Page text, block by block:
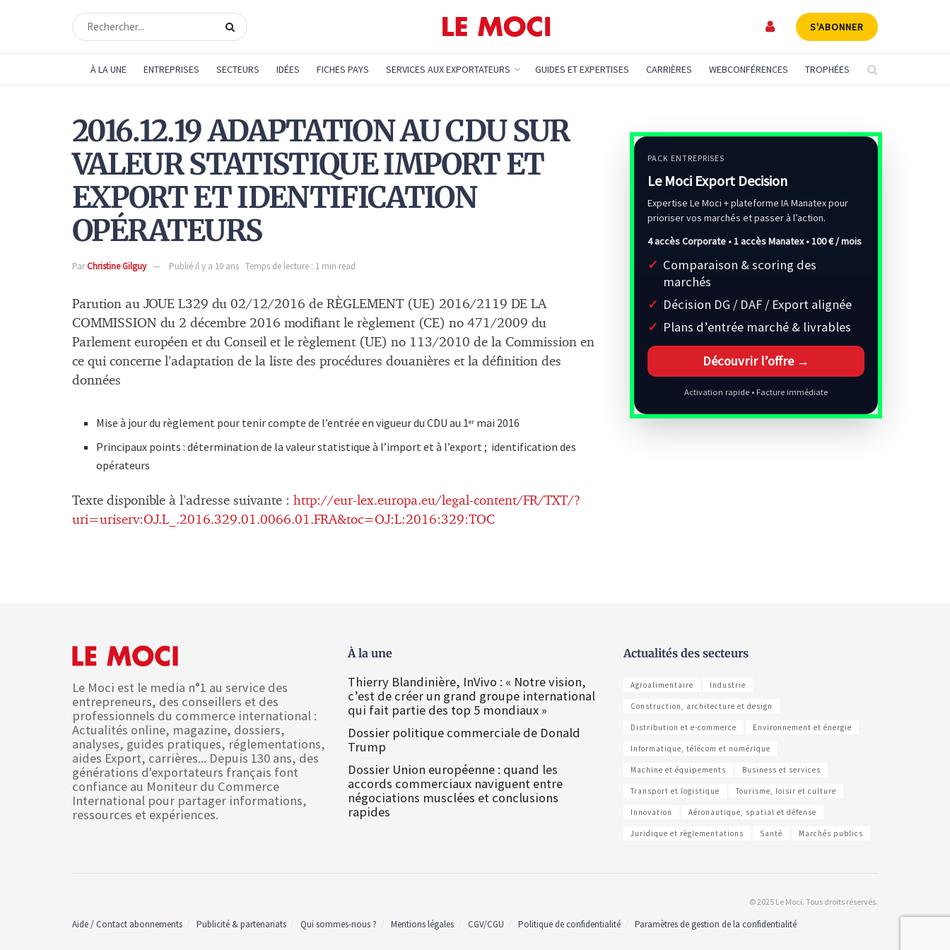
S'ABONNER
À LA UNE ENTREPRISES SECTEURS IDÉES FICHES PAYS SERVICES AUX EXPORTATEURS GUIDES ET EXPERTISES CARRIÈRES WEBCONFÉRENCES TROPHÉES
2016.12.19 ADAPTATION AU CDU SUR
VALEUR STATISTIQUE IMPORT ET
EXPORT ET IDENTIFICATION
OPÉRATEURS
ParChristine Gilguy Publié il y a 10 ans Temps de lecture : 1 min read
Parution au JOUE L329 du 02/12/2016 de RÈGLEMENT (UE) 2016/2119 DE LA
COMMISSION du 2 décembre 2016 modifiant le règlement (CE) no 471/2009 du
Parlement européen et du Conseil et le règlement (UE) no 113/2010 de la Commission en
ce qui concerne l’adaptation de la liste des procédures douanières et la définition des
données
Mise à jour du règlement pour tenir compte de l’entrée en vigueur du CDU au 1er mai 2016
Principaux points : détermination de la valeur statistique à l’import et à l’export ; identification des
opérateurs
Texte disponible à l’adresse suivante : http://eur-lex.europa.eu/legal-content/FR/TXT/?
uri=uriserv:OJ.L_.2016.329.01.0066.01.FRA&toc=OJ:L:2016:329:TOC
PACK ENTREPRISES
Le Moci Export Decision
Expertise Le Moci + plateforme IA Manatex pour
prioriser vos marchés et passer à l’action.
4 accès Corporate • 1 accès Manatex •100 € / mois
Comparaison & scoring des
marchés
Décision DG / DAF / Export alignée
Plans d’entrée marché & livrables
Découvrir l’offre →
Activation rapide • Facture immédiate
Le Moci est le media n°1 au service des
entrepreneurs, des conseillers et des
professionnels du commerce international :
Actualités online, magazine, dossiers,
analyses, guides pratiques, réglementations,
aides Export, carrières... Depuis 130 ans, des
générations d'exportateurs français font
confiance au Moniteur du Commerce
International pour partager informations,
ressources et expériences.
À la une
Thierry Blandinière, InVivo : « Notre vision,
c’est de créer un grand groupe international
qui fait partie des top 5 mondiaux »
Dossier politique commerciale de Donald
Trump
Dossier Union européenne : quand les
accords commerciaux naviguent entre
négociations musclées et conclusions
rapides
Actualités des secteurs
Agroalimentaire Industrie
Construction, architecture et design
Distribution et e-commerce Environnement et énergie
Informatique, télécom et numérique
Machine et équipements Business et services
Transport et logistique Tourisme, loisir et culture
Innovation Aéronautique, spatial et défense
Juridique et règlementations Santé Marchés publics
© 2025 Le Moci. Tous droits réservés.
Aide / Contact abonnements Publicité & partenariats Qui sommes-nous ? Mentions légales CGV/CGU Politique de confidentialité Paramètres de gestion de la confidentialité